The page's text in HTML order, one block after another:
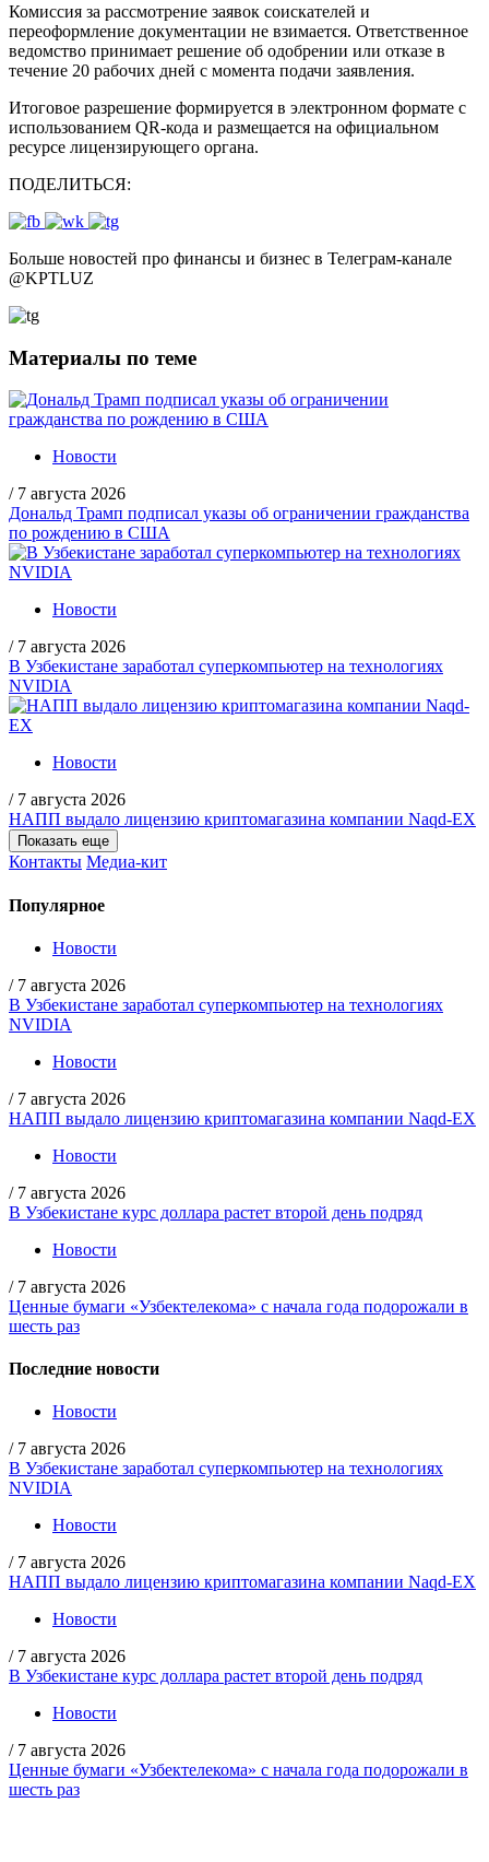
Комиссия за рассмотрение заявок соискателей и
переоформление документации не взимается. Ответственное
ведомство принимает решение об одобрении или отказе в
течение 20 рабочих дней с момента подачи заявления.
Итоговое разрешение формируется в электронном формате с
использованием QR-кода и размещается на официальном
ресурсе лицензирующего органа.
ПОДЕЛИТЬСЯ:
Больше новостей про финансы и бизнес в Телеграм-канале
@KPTLUZ
Материалы по теме
Новости
/ 7 августа 2026
Дональд Трамп подписал указы об ограничении гражданства
по рождению в США
Новости
/ 7 августа 2026
В Узбекистане заработал суперкомпьютер на технологиях
NVIDIA
Новости
/ 7 августа 2026
НАПП выдало лицензию криптомагазина компании Naqd-EX
Показать еще
Контакты Медиа-кит
Популярное
Новости
/ 7 августа 2026
В Узбекистане заработал суперкомпьютер на технологиях
NVIDIA
Новости
/ 7 августа 2026
НАПП выдало лицензию криптомагазина компании Naqd-EX
Новости
/ 7 августа 2026
В Узбекистане курс доллара растет второй день подряд
Новости
/ 7 августа 2026
Ценные бумаги «Узбектелекома» с начала года подорожали в
шесть раз
Последние новости
Новости
/ 7 августа 2026
В Узбекистане заработал суперкомпьютер на технологиях
NVIDIA
Новости
/ 7 августа 2026
НАПП выдало лицензию криптомагазина компании Naqd-EX
Новости
/ 7 августа 2026
В Узбекистане курс доллара растет второй день подряд
Новости
/ 7 августа 2026
Ценные бумаги «Узбектелекома» с начала года подорожали в
шесть раз